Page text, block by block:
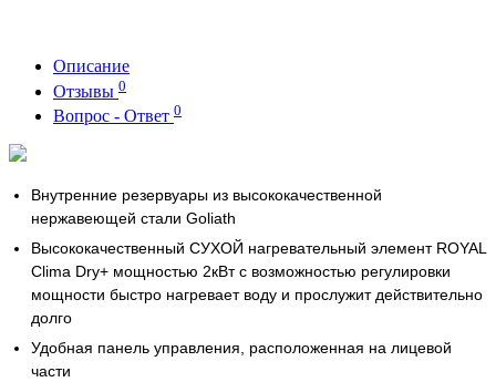
Описание
Отзывы 0
Вопрос - Ответ 0
Внутренние резервуары из высококачественной
нержавеющей стали Goliath
Высококачественный СУХОЙ нагревательный элемент ROYAL
Clima Dry+ мощностью 2кВт с возможностью регулировки
мощности быстро нагревает воду и прослужит действительно
долго
Удобная панель управления, расположенная на лицевой
части